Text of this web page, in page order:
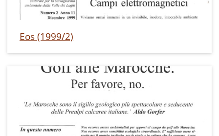
Eos (1999/2)